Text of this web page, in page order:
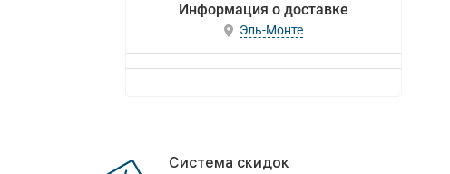
Информация о доставке
Эль-Монте
Система скидок